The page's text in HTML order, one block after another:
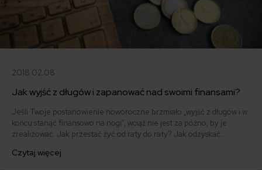
2018.02.08
Jak wyjść z długów i zapanować nad swoimi finansami?
Jeśli Twoje postanowienie noworoczne brzmiało „wyjść z długów i w
końcu stanąć finansowo na nogi”, wciąż nie jest za późno, by je
zrealizować. Jak przestać żyć od raty do raty? Jak odzyskać
długom? Skorzystaj z naszych rad.
Czytaj więcej